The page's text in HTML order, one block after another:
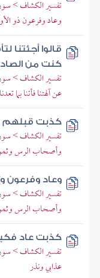
تفسير الكشاف >
وعاد وفرعون ذو
قالوا أجئتنا
كنت من
تفسير الكشاف >
عن آلهتنا فأتنا بما تعدنا
كذبت قبلهم
تفسير الكشاف >
وأصحاب الرس
وعاد وفرعون
تفسير الكشاف >
وأصحاب الرس
كذبت عاد
تفسير الكشاف >
عذابي ونذر